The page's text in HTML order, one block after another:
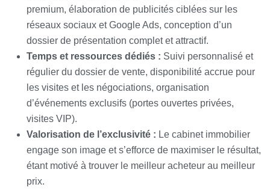
premium, élaboration de publicités ciblées sur les
réseaux sociaux et Google Ads, conception d’un
dossier de présentation complet et attractif.
Temps et ressources dédiés : Suivi personnalisé et
régulier du dossier de vente, disponibilité accrue pour
les visites et les négociations, organisation
d’événements exclusifs (portes ouvertes privées,
visites VIP).
Valorisation de l’exclusivité : Le cabinet immobilier
engage son image et s’efforce de maximiser le résultat,
étant motivé à trouver le meilleur acheteur au meilleur
prix.